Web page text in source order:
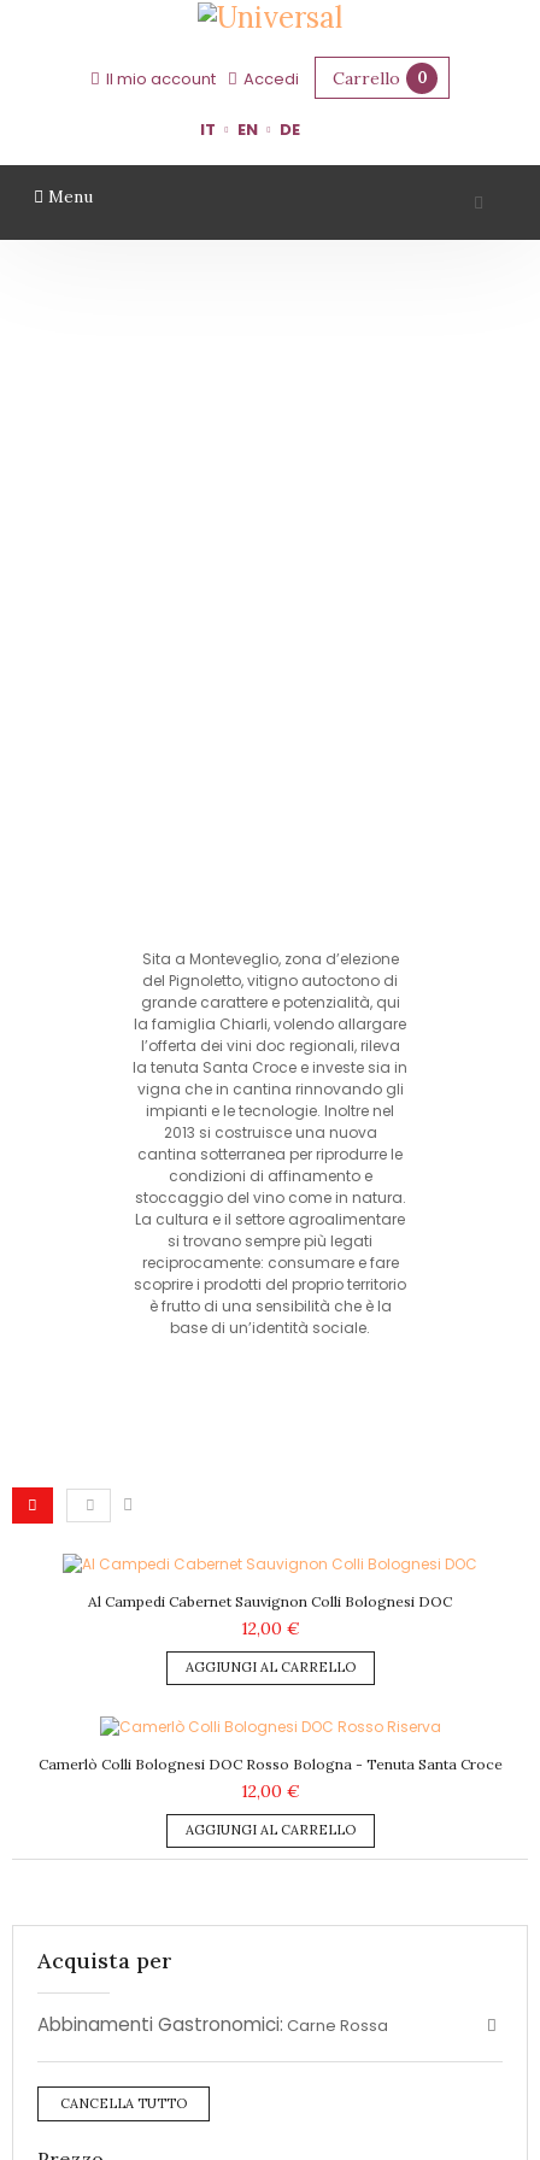
Il mio account Accedi Carrello 0
IT EN DE
Menu
Sita a Monteveglio, zona d’elezione
del Pignoletto, vitigno autoctono di
grande carattere e potenzialità, qui
la famiglia Chiarli, volendo allargare
l’offerta dei vini doc regionali, rileva
la tenuta Santa Croce e investe sia in
vigna che in cantina rinnovando gli
impianti e le tecnologie. Inoltre nel
2013 si costruisce una nuova
cantina sotterranea per riprodurre le
condizioni di affinamento e
stoccaggio del vino come in natura.
La cultura e il settore agroalimentare
si trovano sempre più legati
reciprocamente: consumare e fare
scoprire i prodotti del proprio territorio
è frutto di una sensibilità che è la
base di un’identità sociale.
Al Campedi Cabernet Sauvignon Colli Bolognesi DOC
12,00 €
AGGIUNGI AL CARRELLO
Camerlò Colli Bolognesi DOC Rosso Bologna - Tenuta Santa Croce
12,00 €
AGGIUNGI AL CARRELLO
Acquista per
Abbinamenti Gastronomici: Carne Rossa
CANCELLA TUTTO